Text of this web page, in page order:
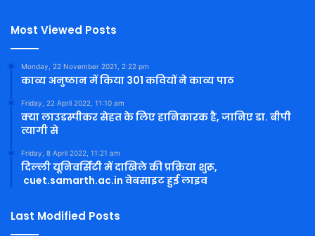
Most Viewed Posts
Monday, 22 November 2021, 2:22 pm
काव्य अनुष्ठान में किया 301 कवियों ने काव्य पाठ
Friday, 22 April 2022, 11:10 am
क्या लाउडस्पीकर सेहत के लिए हानिकारक है, जानिए डा. बीपी
त्यागी से
Friday, 8 April 2022, 11:21 am
दिल्ली यूनिवर्सिटी में दाखिले की प्रक्रिया शुरू,
cuet.samarth.ac.in वेबसाइट हुई लाइव
Last Modified Posts